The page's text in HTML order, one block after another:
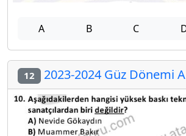
A B C
12 2023-2024 Güz Dönemi